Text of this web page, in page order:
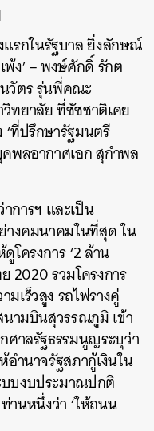
แรกในรัฐบาล ยิ่งลักษณ์
ง’ – พงษ์ศักดิ์ รักต
วัตร รุ่นพี่คณะ
ทยาลัย ที่ชัชชาติเคย
‘ที่ปรึกษารัฐมนตรี
พลอากาศเอก สุกำพล
การฯ และเป็น
างคมนาคมในที่สุด ใน
ครงการ ‘2 ล้าน
2020 รวมโครงการ
เร็วสูง รถไฟรางคู่
นามบินสุวรรณภูมิ เข้า
ศาลรัฐธรรมนูญระบุว่า
อำนาจรัฐสภากู้เงินใน
บงบประมาณปกติ
นหนึ่งว่า ‘ให้ถนน